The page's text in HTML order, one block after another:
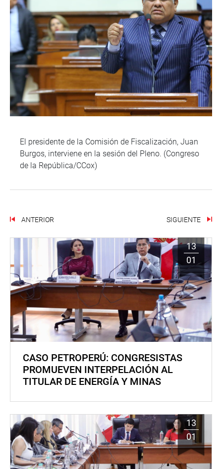
El presidente de la Comisión de Fiscalización, Juan
Burgos, interviene en la sesión del Pleno. (Congreso
de la República/CCox)
ANTERIOR SIGUIENTE
13
01
CASO PETROPERÚ: CONGRESISTAS
PROMUEVEN INTERPELACIÓN AL
TITULAR DE ENERGÍA Y MINAS
13
01